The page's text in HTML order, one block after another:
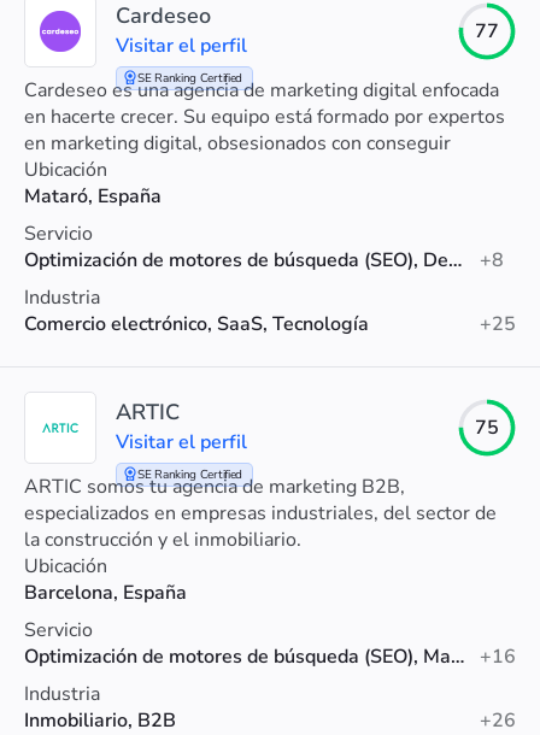
SE Ranking Certified
Cardeseo
Visitar el perfil
77
Cardeseo es una agencia de marketing digital enfocada
en hacerte crecer. Su equipo está formado por expertos
en marketing digital, obsesionados con conseguir
resultados para sus clientes
Ubicación
Mataró, España
Servicio
Optimización de motores de búsqueda (SEO), Desarrollo web, Marketing en redes sociales
+8
Industria
Comercio electrónico, SaaS, Tecnología
+25
SE Ranking Certified
ARTIC
Visitar el perfil
75
ARTIC somos tu agencia de marketing B2B,
especializados en empresas industriales, del sector de
la construcción y el inmobiliario.
Ubicación
Barcelona, España
Servicio
Optimización de motores de búsqueda (SEO), Marketing digital, Diseño web
+16
Industria
Inmobiliario, B2B
+26